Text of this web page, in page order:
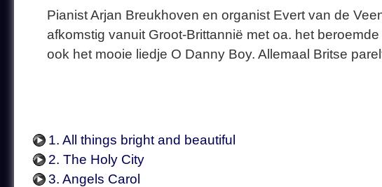
Pianist Arjan Breukhoven en organist Evert van de
afkomstig vanuit Groot-Brittannië met oa. het
ook het mooie liedje O Danny Boy. Allemaal Britse
1. All things bright and beautiful
2. The Holy City
3. Angels Carol